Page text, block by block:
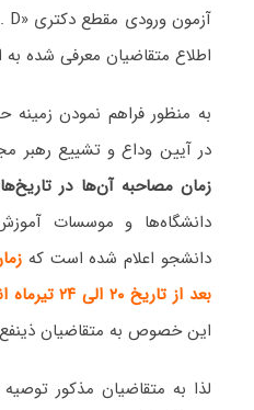
اطلاع متقاضیان معرفی شده به
به منظور فراهم نمودن
در آیین وداع و تشییع رهبر
زمان مصاحبه آن‌ها در تاریخ‌های ۱۳ الی ۱۷ تیرماه
دانشگاه‌ها و موسسات
دانشجو اعلام شده است که
بعد از تاریخ ۲۰ الی ۲۴ تیرماه انتقال
این خصوص به متقاضیان
لذا به متقاضیان مذکور